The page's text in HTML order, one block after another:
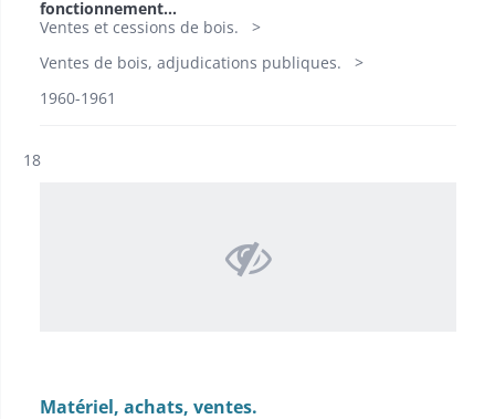
fonctionnement...
Ventes et cessions de bois.
Ventes de bois, adjudications publiques.
1960-1961
Résultat n°
18
Matériel, achats, ventes.